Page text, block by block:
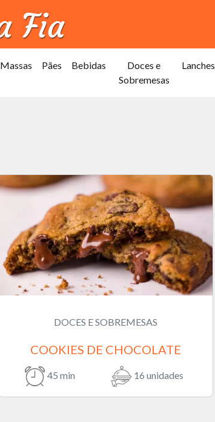
Massas Pães Bebidas
Doces e
Sobremesas
Lanches
DOCES E SOBREMESAS
COOKIES DE CHOCOLATE
45 min 16 unidades